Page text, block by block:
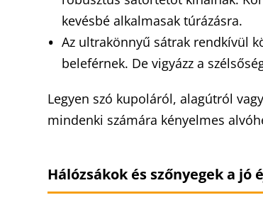
kevésbé alkalmasak túrázásra.
Az ultrakönnyű sátrak rendkívül
beleférnek. De vigyázz a
Legyen szó kupoláról, alagútról
mindenki számára kényelmes
Hálózsákok és szőnyegek a jó